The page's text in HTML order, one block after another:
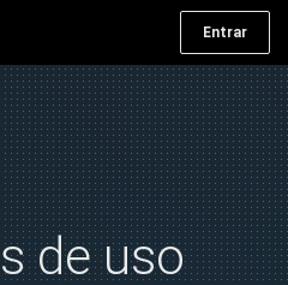
Entrar
de uso